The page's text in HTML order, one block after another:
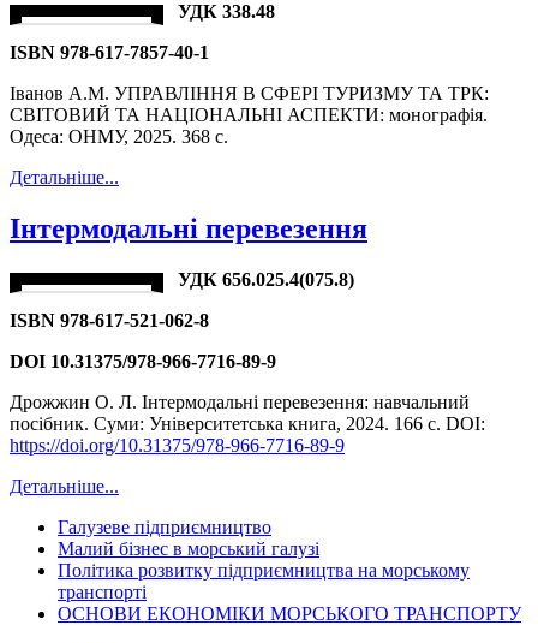
УДК 338.48
ISBN 978-617-7857-40-1
Іванов А.М. УПРАВЛІННЯ В СФЕРІ ТУРИЗМУ ТА ТРК:
СВІТОВИЙ ТА НАЦІОНАЛЬНІ АСПЕКТИ: монографія.
Одеса: ОНМУ, 2025. 368 с.
Детальніше...
Інтермодальні перевезення
УДК 656.025.4(075.8)
ISBN 978-617-521-062-8
DOI 10.31375/978-966-7716-89-9
Дрожжин О. Л. Інтермодальні перевезення: навчальний
посібник. Суми: Університетська книга, 2024. 166 с. DOI:
https://doi.org/10.31375/978-966-7716-89-9
Детальніше...
Галузеве підприємництво
Малий бізнес в морський галузі
Політика розвитку підприємництва на морському
транспорті
ОСНОВИ ЕКОНОМІКИ МОРСЬКОГО ТРАНСПОРТУ